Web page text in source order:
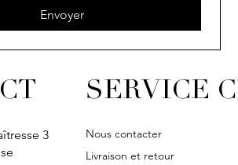
Envoyer
3
SERVICE
Nous contacter
Livraison et retour